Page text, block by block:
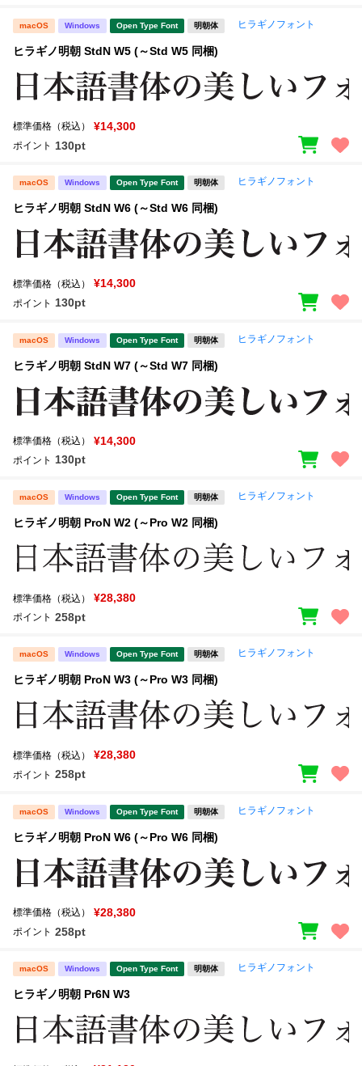
macOS Windows Open Type Font 明朝体 ヒラギノフォント
ヒラギノ明朝 StdN W5 (～Std W5 同梱)
標準価格（税込） ¥14,300
ポイント 130pt
macOS Windows Open Type Font 明朝体 ヒラギノフォント
ヒラギノ明朝 StdN W6 (～Std W6 同梱)
標準価格（税込） ¥14,300
ポイント 130pt
macOS Windows Open Type Font 明朝体 ヒラギノフォント
ヒラギノ明朝 StdN W7 (～Std W7 同梱)
標準価格（税込） ¥14,300
ポイント 130pt
macOS Windows Open Type Font 明朝体 ヒラギノフォント
ヒラギノ明朝 ProN W2 (～Pro W2 同梱)
標準価格（税込） ¥28,380
ポイント 258pt
macOS Windows Open Type Font 明朝体 ヒラギノフォント
ヒラギノ明朝 ProN W3 (～Pro W3 同梱)
標準価格（税込） ¥28,380
ポイント 258pt
macOS Windows Open Type Font 明朝体 ヒラギノフォント
ヒラギノ明朝 ProN W6 (～Pro W6 同梱)
標準価格（税込） ¥28,380
ポイント 258pt
macOS Windows Open Type Font 明朝体 ヒラギノフォント
ヒラギノ明朝 Pr6N W3